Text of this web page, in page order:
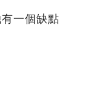
一個缺點